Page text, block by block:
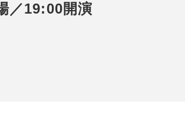
／19:00開演